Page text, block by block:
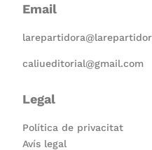
Email
caliueditorial@gmail.com
Legal
Política de privacitat
Avís legal